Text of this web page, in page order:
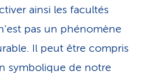
ainsi les facultés
pas un phénomène
Il peut être compris
symbolique de notre